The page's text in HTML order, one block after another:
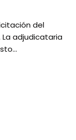
del
adjudicataria